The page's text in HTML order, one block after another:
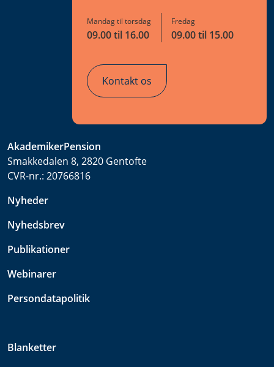
Mandag til torsdag
09.00 til 16.00
Fredag
09.00 til 15.00
Kontakt os
AkademikerPension
Smakkedalen 8, 2820 Gentofte
CVR-nr.: 20766816
Nyheder
Nyhedsbrev
Publikationer
Webinarer
Persondatapolitik
Blanketter